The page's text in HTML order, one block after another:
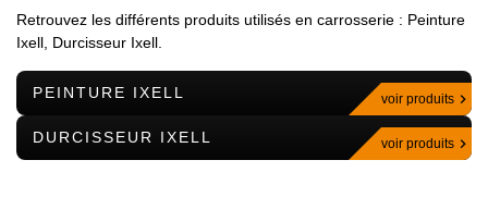
Retrouvez les différents produits utilisés en carrosserie : Peinture
Ixell, Durcisseur Ixell.
PEINTURE IXELL voir produits
DURCISSEUR IXELL voir produits